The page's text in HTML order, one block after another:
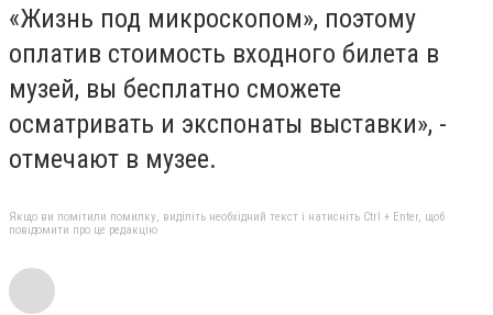
«Жизнь под микроскопом», поэтому
оплатив стоимость входного билета в
музей, вы бесплатно сможете
осматривать и экспонаты выставки», -
отмечают в музее.
Якщо ви помітили помилку, виділіть необхідний текст і натисніть Ctrl + Enter, щоб
повідомити про це редакцію